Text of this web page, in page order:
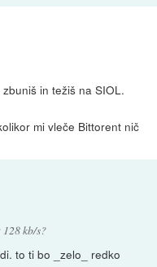
in težiš na SIOL.
mi vleče Bittorent nič
128 kb/s?
to ti bo _zelo_ redko